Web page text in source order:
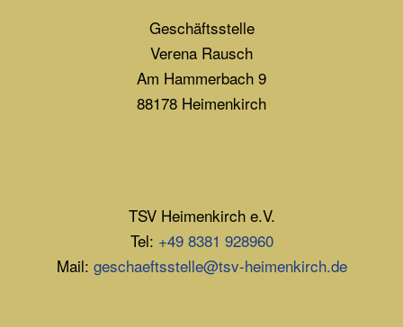
Geschäftsstelle
Verena Rausch
Am Hammerbach 9
88178 Heimenkirch
TSV Heimenkirch e.V.
Tel: +49 8381 928960
Mail: geschaeftsstelle@tsv-heimenkirch.de